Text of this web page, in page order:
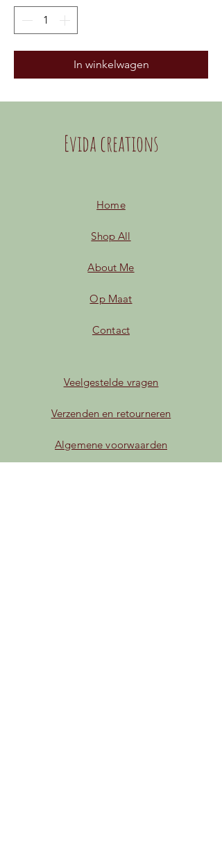
In winkelwagen
Evida creations
Home
Shop All
About Me
Op Maat
Contact
Veelgestelde vragen
Verzenden en retourneren
Algemene voorwaarden